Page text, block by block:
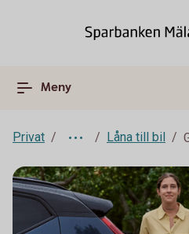
Meny
Privat Låna till bil